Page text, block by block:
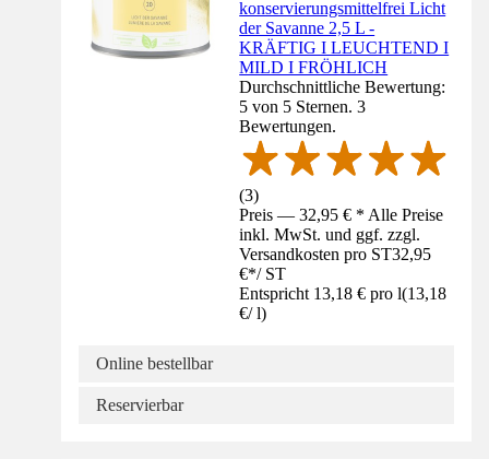
konservierungsmittelfrei Licht
der Savanne 2,5 L -
KRÄFTIG I LEUCHTEND I
MILD I FRÖHLICH
Durchschnittliche Bewertung:
5 von 5 Sternen. 3
Bewertungen.
(3)
Preis — 32,95 € * Alle Preise
inkl. MwSt. und ggf. zzgl.
Versandkosten pro ST32,95
€*/ ST
Entspricht 13,18 € pro l(13,18
€/ l)
Online bestellbar
Reservierbar